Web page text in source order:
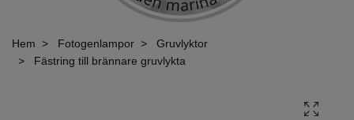
Hem Fotogenlampor
Gruvlyktor
Fästring till brännare gruvlykta